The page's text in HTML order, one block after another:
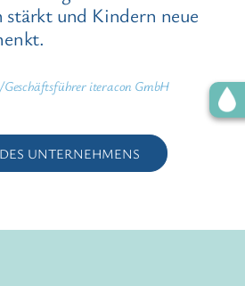
stärkt und Kindern neue
iteracon GmbH
UNTERNEHMENS